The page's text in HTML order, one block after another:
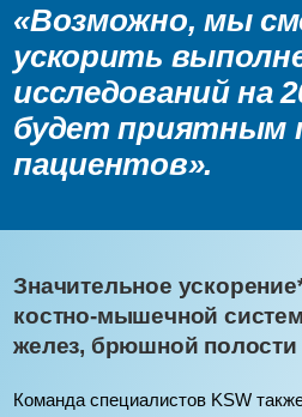
«Возможно, мы
ускорить
исследований на
будет приятным
пациентов».
Значительное
костно-мышечной
желез, брюшной полости
Команда специалистов KSW